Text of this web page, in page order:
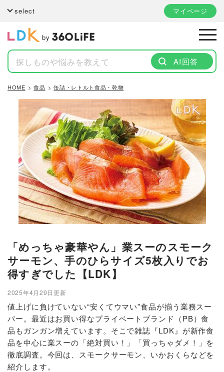
select マイページ
by
AI回答
HOME 食品 缶詰・レトルト食品・乾物
「めっちゃ豪華やん」業スーのスモーク
サーモン、手のひらサイズ5枚入りでお
得すぎでした【LDK】
2025年4月29日更新
値上げに負けていない“安くてウマい”食品が揃う業務スー
パー。最近はお買い得なプライベートブランド（PB）食
品もガンガン増えています。そこで雑誌『LDK』が新作食
品を中心に業スーの「絶対買い！」「買っちゃダメ！」を
徹底調査。今回は、スモークサーモン、いかおくらなどを
紹介します。